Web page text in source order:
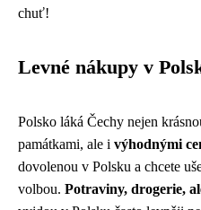
chuť!
Levné nákupy v
Polsko láká Čechy nejen
památkami, ale i výhodnými
dovolenou v Polsku a chcete
volbou. Potraviny, drogerie,